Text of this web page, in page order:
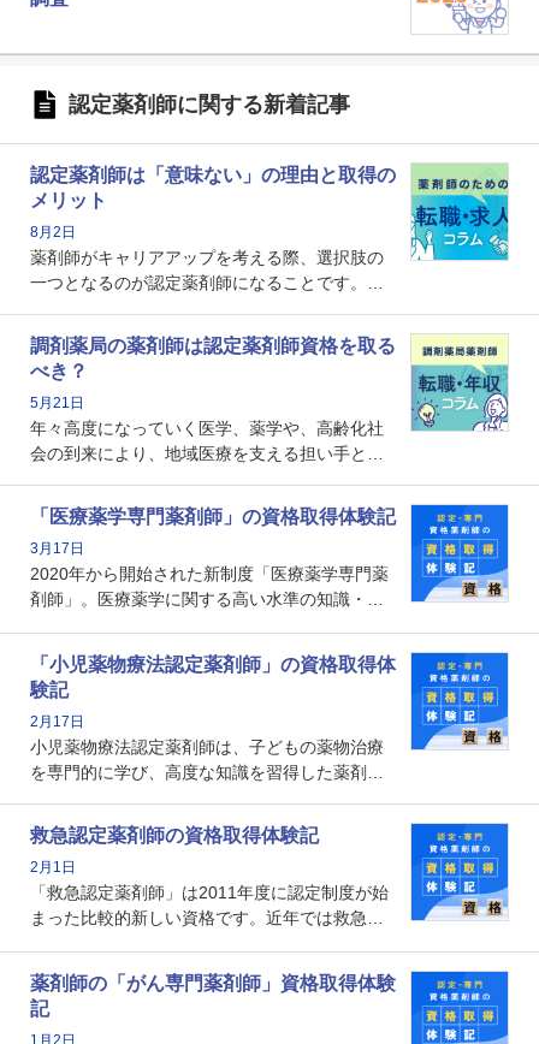
認定薬剤師に関する新着記事
認定薬剤師は「意味ない」の理由と取得の
メリット
8月2日
薬剤師がキャリアアップを考える際、選択肢の
一つとなるのが認定薬剤師になることです。し
という声を聞いたことがあるかもしれません。
本記事では、認定薬剤師が「意味ない」といわ
れる理由や、取得するメリット、年収・キャリ
アへの影響を解説します。
調剤薬局の薬剤師は認定薬剤師資格を取る
べき？
5月21日
年々高度になっていく医学、薬学や、高齢化社
会の到来により、地域医療を支える担い手とし
で、重要度が増しているのが認定薬剤師という
資格です。認定薬剤師とはいったいどんな資格
なのでしょうか。それを取得するとどのような
メリットがあるのでしょうか。
「医療薬学専門薬剤師」の資格取得体験記
3月17日
2020年から開始された新制度「医療薬学専門薬
剤師」。医療薬学に関する高い水準の知識・技
剤師としての専門性を示す客観的な根拠の一つ
となります。取得要件は多岐に渡り、審査も複
数回ありますが、患者さんに対して一定の能力
の証明になる資格と言えます。
「小児薬物療法認定薬剤師」の資格取得体
験記
2月17日
小児薬物療法認定薬剤師は、子どもの薬物治療
を専門的に学び、高度な知識を習得した薬剤師
や、特有の疾患、心理状況を理解し、専門性を
深めることで、子どもとその保護者に寄り添え
る存在です。今回はそんな小児薬物療法認定薬
剤師の取得体験記をご紹介します。
救急認定薬剤師の資格取得体験記
2月1日
「救急認定薬剤師」は2011年度に認定制度が始
まった比較的新しい資格です。近年では救急病
とから、救急認定薬剤師を目指す病院薬剤師も
増えているのではないでしょうか。今回はそん
な救急認定薬剤師の取得体験記をご紹介しま
薬剤師の「がん専門薬剤師」資格取得体験
記